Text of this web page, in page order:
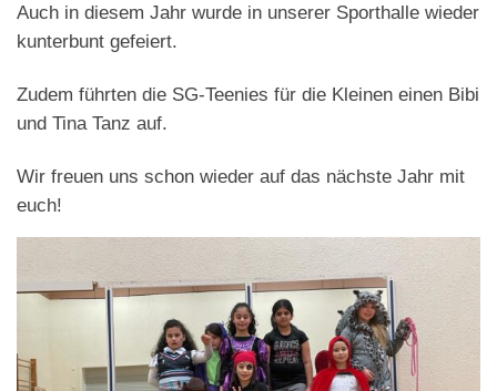
Auch in diesem Jahr wurde in unserer Sporthalle wieder
kunterbunt gefeiert.
Zudem führten die SG-Teenies für die Kleinen einen Bibi
und Tina Tanz auf.
Wir freuen uns schon wieder auf das nächste Jahr mit
euch!